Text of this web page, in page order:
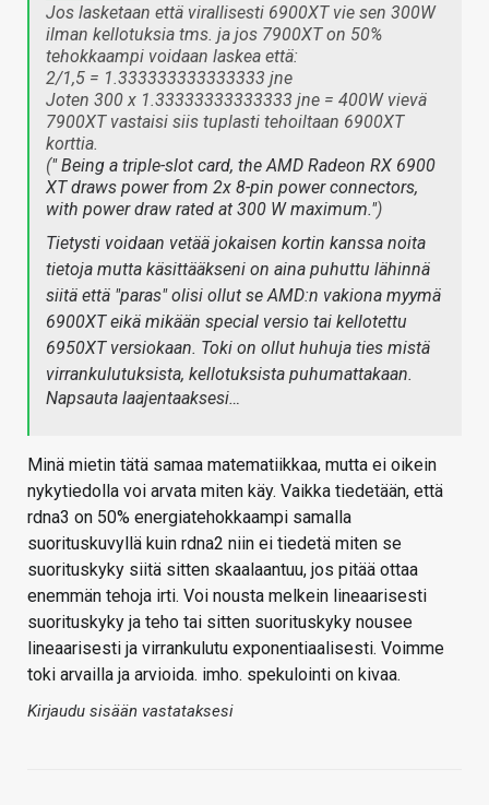
Jos lasketaan että virallisesti 6900XT vie sen 300W
ilman kellotuksia tms. ja jos 7900XT on 50%
tehokkaampi voidaan laskea että:
2/1,5 = 1.333333333333333 jne
Joten 300 x 1.33333333333333 jne = 400W vievä
7900XT vastaisi siis tuplasti tehoiltaan 6900XT
korttia.
(" Being a triple-slot card, the AMD Radeon RX 6900
XT draws power from 2x 8-pin power connectors,
with power draw rated at 300 W maximum.")
Tietysti voidaan vetää jokaisen kortin kanssa noita
tietoja mutta käsittääkseni on aina puhuttu lähinnä
siitä että "paras" olisi ollut se AMD:n vakiona myymä
6900XT eikä mikään special versio tai kellotettu
6950XT versiokaan. Toki on ollut huhuja ties mistä
virrankulutuksista, kellotuksista puhumattakaan.
Napsauta laajentaaksesi…
Minä mietin tätä samaa matematiikkaa, mutta ei oikein
nykytiedolla voi arvata miten käy. Vaikka tiedetään, että
rdna3 on 50% energiatehokkaampi samalla
suorituskuvyllä kuin rdna2 niin ei tiedetä miten se
suorituskyky siitä sitten skaalaantuu, jos pitää ottaa
enemmän tehoja irti. Voi nousta melkein lineaarisesti
suorituskyky ja teho tai sitten suorituskyky nousee
lineaarisesti ja virrankulutu exponentiaalisesti. Voimme
toki arvailla ja arvioida. imho. spekulointi on kivaa.
Kirjaudu sisään vastataksesi